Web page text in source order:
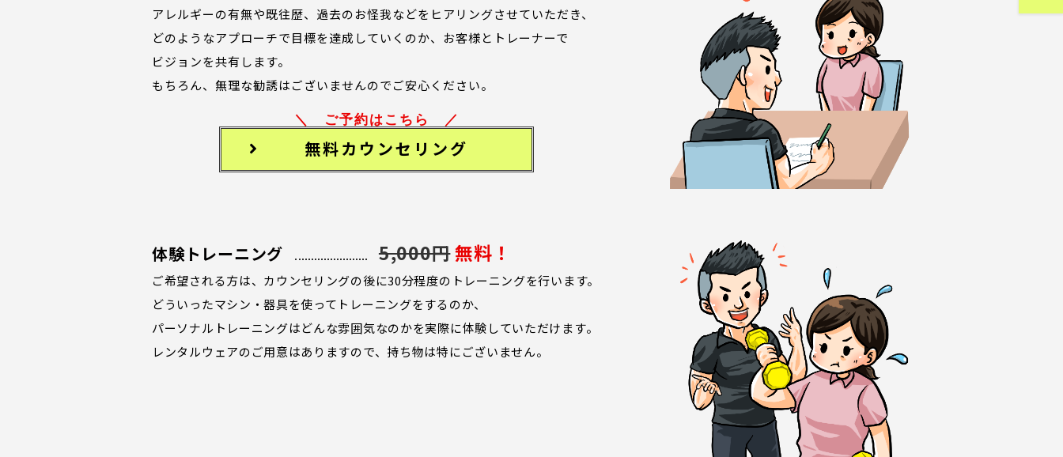
アレルギーの有無や既往歴、過去のお怪我などをヒアリングさせていただき、
どのようなアプローチで目標を達成していくのか、お客様とトレーナーで
ビジョンを共有します。
もちろん、無理な勧誘はございませんのでご安心ください。
＼ ご予約はこちら ／
無料カウンセリング
体験トレーニング 5,000円無料！
ご希望される方は、カウンセリングの後に30分程度のトレーニングを行います。
どういったマシン・器具を使ってトレーニングをするのか、
パーソナルトレーニングはどんな雰囲気なのかを実際に体験していただけます。
レンタルウェアのご用意はありますので、持ち物は特にございません。